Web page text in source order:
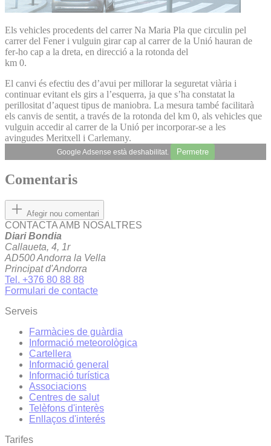
Els vehicles procedents del carrer Na Maria Pla que circulin pel
carrer del Fener i vulguin girar cap al carrer de la Unió hauran de
fer-ho cap a la dreta, en direcció a la rotonda del
km 0.
El canvi és efectiu des d’avui per millorar la seguretat viària i
continuar evitant els girs a l’esquerra, ja que s’ha constatat la
perillositat d’aquest tipus de maniobra. La mesura també facilitarà
els canvis de sentit, a través de la rotonda del km 0, als vehicles que
vulguin accedir al carrer de la Unió per incorporar-se a les
avingudes Meritxell i Carlemany.
Google Adsense està deshabilitat. Permetre
Comentaris
Afegir nou comentari
CONTACTA AMB NOSALTRES
Diari Bondia
Callaueta, 4, 1r
AD500 Andorra la Vella
Principat d'Andorra
Tel. +376 80 88 88
Formulari de contacte
Serveis
Farmàcies de guàrdia
Informació meteorològica
Cartellera
Informació general
Informació turística
Associacions
Centres de salut
Telèfons d'interès
Enllaços d'interés
Tarifes